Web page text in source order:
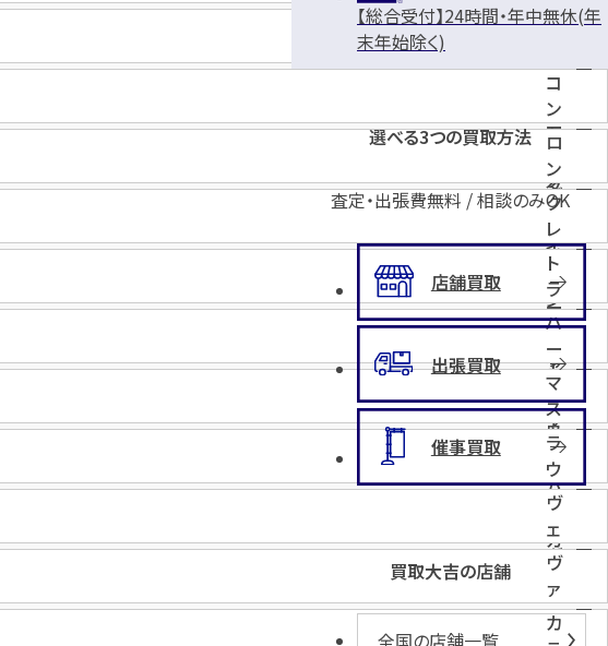
ブ
ン
カ
ト
ウ
カ
ー
ベ
ッ
ク
ス
コ
ン
キ
ス
タ
ド
ー
ル
ロ
ン
グ
ア
イ
ラ
ン
ド
ク
レ
イ
ジ
ー
ア
ワ
ー
ズ
ト
ラ
ン
ア
メ
リ
カ
ハ
ー
ト
ト
ゥ
ハ
ー
ト
マ
ス
タ
ー
バ
ン
カ
ー
ラ
ウ
ン
ド
ヴ
ェ
ガ
ス
ヴ
ァ
ン
ガ
カ
【総合受付】24時間・年中無休(年
末年始除く)
選べる3つの買取方法
査定・出張費無料 / 相談のみOK
店舗買取
出張買取
催事買取
買取大吉の店舗
全国の店舗一覧